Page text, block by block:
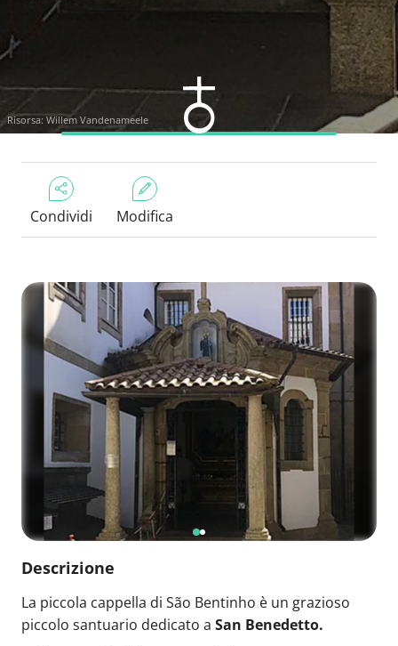
Risorsa: Willem Vandenameele
Condividi Modifica
Descrizione
La piccola cappella di São Bentinho è un grazioso
piccolo santuario dedicato a San Benedetto.